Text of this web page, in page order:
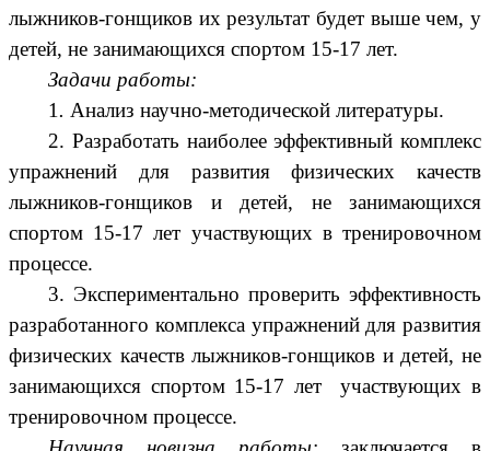
лыжников-гонщиков их результат будет выше чем, у
детей, не занимающихся спортом 15-17 лет.
Задачи работы:
1 . Анализ научно-методической литературы.
2. Разработать наиболее эффективный комплекс
упражнений для развития физических качеств
лыжников-гонщиков и детей, не занимающихся
спортом 15-17 лет участвующих в тренировочном
процессе.
3. Экспериментально проверить эффективность
разработанного комплекса упражнений для развития
физических качеств лыжников-гонщиков и детей, не
занимающихся спортом 15-17 лет участвующих в
тренировочном процессе.